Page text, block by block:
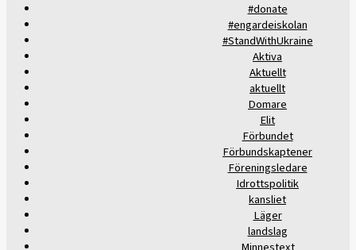
#donate
#engardeiskolan
#StandWithUkraine
Aktiva
Aktuellt
aktuellt
Domare
Elit
Förbundet
Förbundskaptener
Föreningsledare
Idrottspolitik
kansliet
Läger
landslag